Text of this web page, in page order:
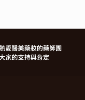
愛醫美藥妝的藥師團
家的支持與肯定